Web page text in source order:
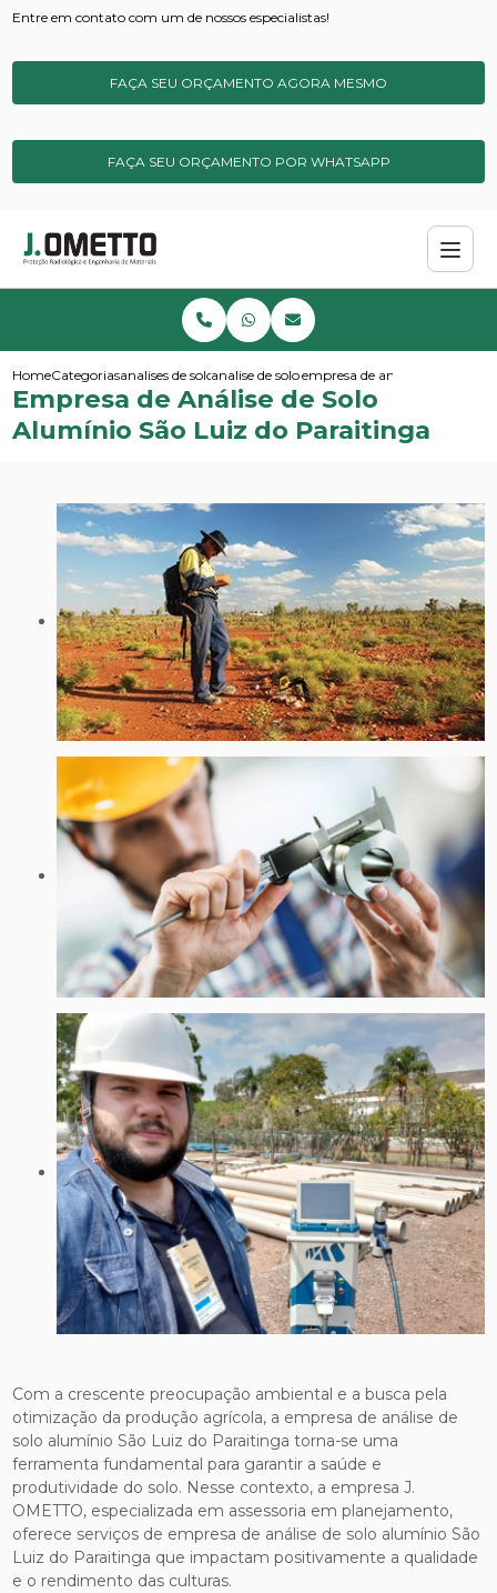
Entre em contato com um de nossos especialistas!
FAÇA SEU ORÇAMENTO AGORA MESMO
FAÇA SEU ORÇAMENTO POR WHATSAPP
HomeCategoriasanalises de solos e sedimentosanalise de solo micronutrientes
empresa de analise de solo
Empresa de Análise de Solo
Alumínio São Luiz do Paraitinga
Com a crescente preocupação ambiental e a busca pela
otimização da produção agrícola, a empresa de análise de
solo alumínio São Luiz do Paraitinga torna-se uma
ferramenta fundamental para garantir a saúde e
produtividade do solo. Nesse contexto, a empresa J.
OMETTO, especializada em assessoria em planejamento,
oferece serviços de empresa de análise de solo alumínio São
Luiz do Paraitinga que impactam positivamente a qualidade
e o rendimento das culturas.